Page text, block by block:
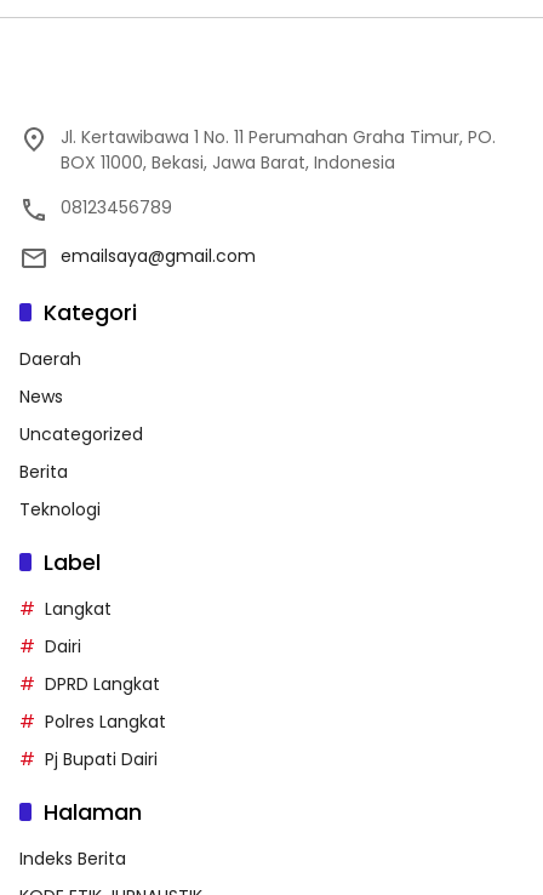
Jl. Kertawibawa 1 No. 11 Perumahan Graha Timur, PO.
BOX 11000, Bekasi, Jawa Barat, Indonesia
08123456789
emailsaya@gmail.com
Kategori
Daerah
News
Uncategorized
Berita
Teknologi
Label
Langkat
Dairi
DPRD Langkat
Polres Langkat
Pj Bupati Dairi
Halaman
Indeks Berita